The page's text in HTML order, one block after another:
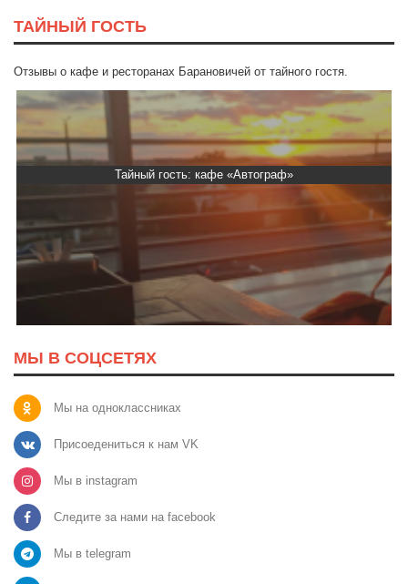
ТАЙНЫЙ ГОСТЬ
Отзывы о кафе и ресторанах Барановичей от тайного гостя.
Тайный гость: кафе «Автограф»
МЫ В СОЦСЕТЯХ
Мы на одноклассниках
Присоедениться к нам VK
Мы в instagram
Следите за нами на facebook
Мы в telegram